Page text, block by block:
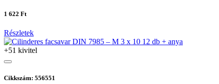
1 622 Ft
Részletek
+51 kivitel
Cikkszám: 556551